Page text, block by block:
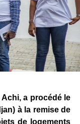
a procédé le
à la remise de
de logements